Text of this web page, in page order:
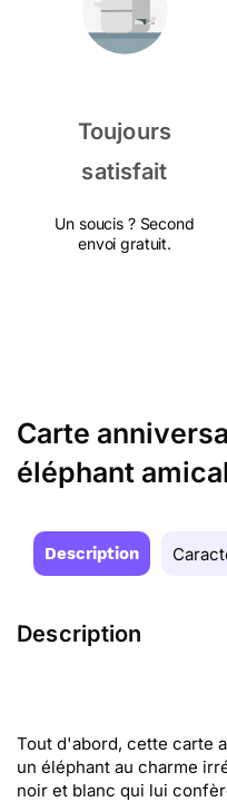
Toujours
satisfait
Un soucis ? Second
envoi gratuit.
Carte
éléphant amical
Description
Description
Tout d'abord, cette carte
un éléphant au charme
noir et blanc qui lui